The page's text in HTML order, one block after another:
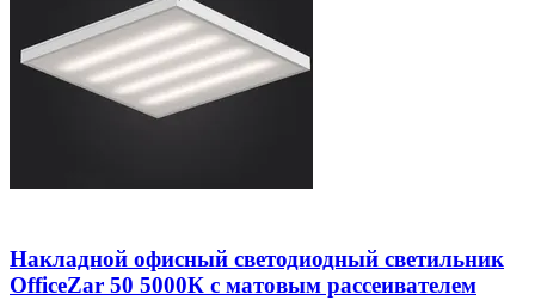
Накладной офисный светодиодный светильник
OfficeZar 50 5000К с матовым рассеивателем